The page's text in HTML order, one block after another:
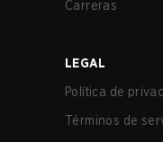
Carreras
LEGAL
Política de
Términos de